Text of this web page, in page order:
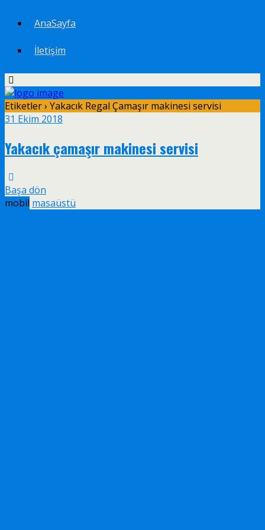
AnaSayfa
İletişim
Etiketler › Yakacık Regal Çamaşır makinesi servisi
31 Ekim 2018
Yakacık çamaşır makinesi servisi
Başa dön
mobil masaüstü